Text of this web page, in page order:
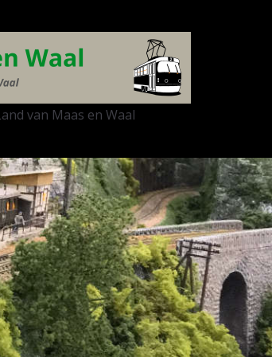
van Maas en Waal